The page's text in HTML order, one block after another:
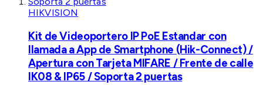
HIKVISION
Kit de Videoportero IP PoE Estandar con
llamada a App de Smartphone (Hik-Connect) /
Apertura con Tarjeta MIFARE / Frente de calle
IK08 & IP65 / Soporta 2 puertas